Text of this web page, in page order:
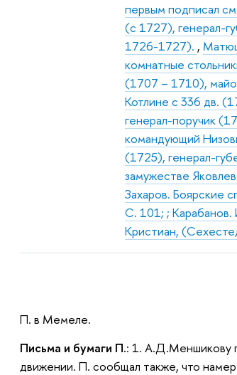
первым подписал
(с 1727), генерал-
1726-1727). ,
комнатные
(1707 – 1710),
Котлине с 336 дв.
генерал-поручик
командующий
(1725), генерал-
замужестве
Захаров.
С. 101; ;
Кристиан,
П. в Мемеле.
Письма и бумаги П.: 1. А.Д.Меншикову
движении. П. сообщал также, что